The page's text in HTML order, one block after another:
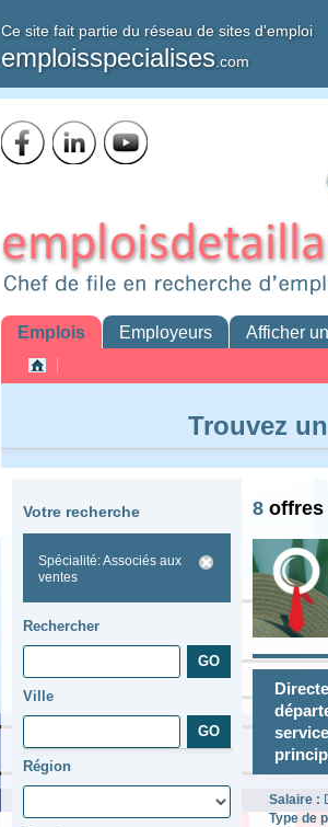
Ce site fait partie du réseau de sites d'emploi
emploisspecialises .com
Emplois Employeurs Afficher
Trouvez
Votre recherche
Spécialité: Associés aux
ventes
Rechercher
Ville
Région
8 offres
Salaire :
Type de